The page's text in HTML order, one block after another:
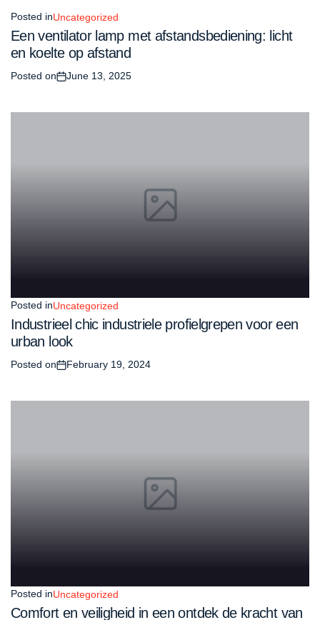
Posted inUncategorized
Een ventilator lamp met afstandsbediening: licht
en koelte op afstand
Posted on June 13, 2025
Posted inUncategorized
Industrieel chic industriele profielgrepen voor een
urban look
Posted on February 19, 2024
Posted inUncategorized
Comfort en veiligheid in een ontdek de kracht van